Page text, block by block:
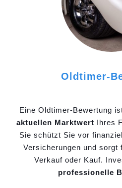
Oldtimer-
Eine Oldtimer-Bewertung
aktuellen Marktwert Ihres
Sie schützt Sie vor
Versicherungen und sorgt
Verkauf oder Kauf.
professionelle